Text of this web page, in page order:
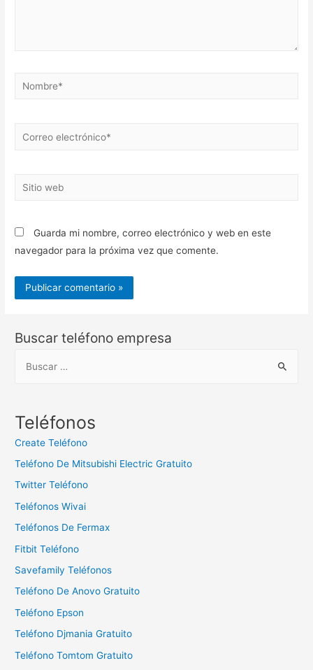
Nombre*
Correo
Sitio
Guarda mi nombre, correo electrónico y web en este
navegador para la próxima vez que comente.
Buscar teléfono empresa
c
:
Teléfonos
Create Teléfono
Teléfono De Mitsubishi Electric Gratuito
Twitter Teléfono
Teléfonos Wivai
Teléfonos De Fermax
Fitbit Teléfono
Savefamily Teléfonos
Teléfono De Anovo Gratuito
Teléfono Epson
Teléfono Djmania Gratuito
Teléfono Tomtom Gratuito